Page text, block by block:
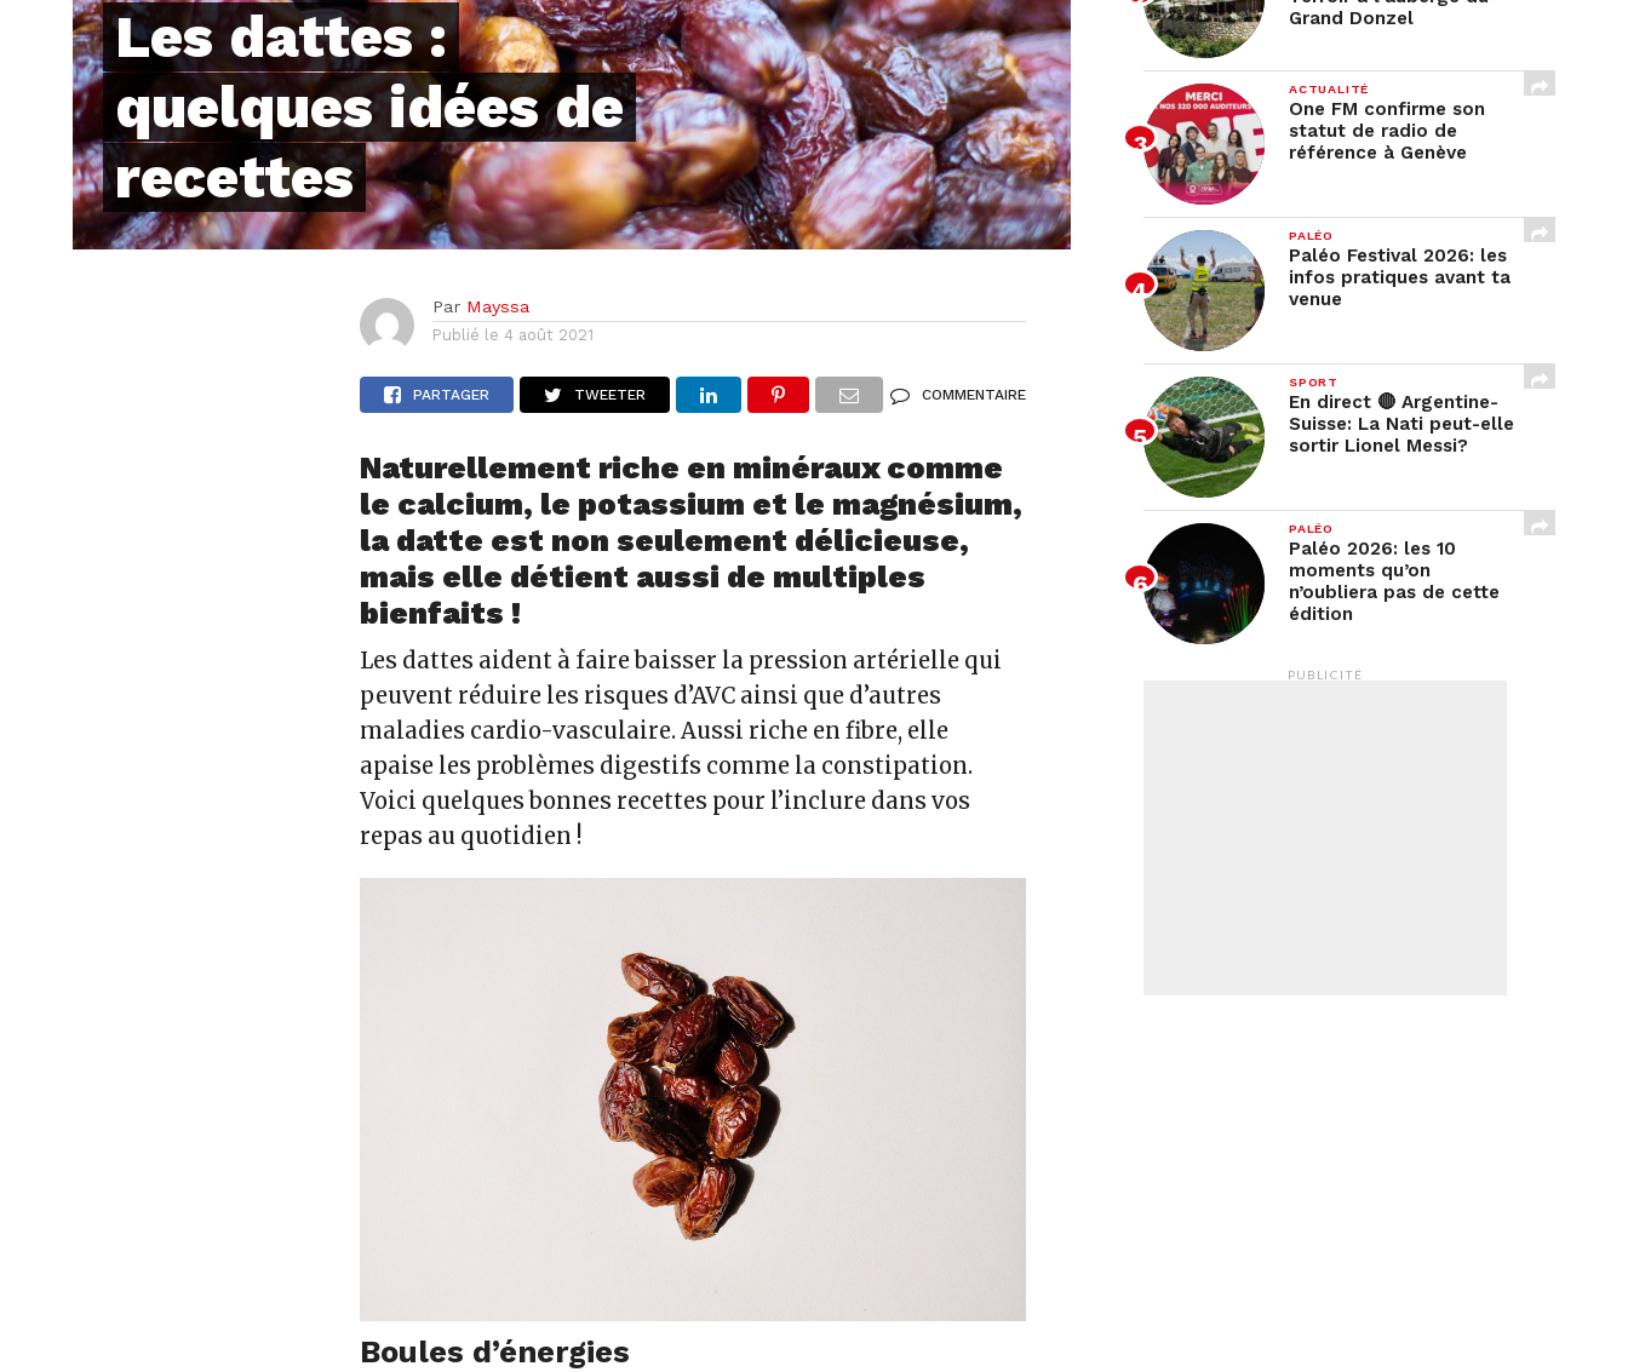
Les dattes :
quelques idées de
recettes
Par Mayssa
Publié le 4 août 2021
PARTAGER TWEETER COMMENTAIRE
Naturellement riche en minéraux comme
le calcium, le potassium et le magnésium,
la datte est non seulement délicieuse,
mais elle détient aussi de multiples
bienfaits !
Les dattes aident à faire baisser la pression artérielle qui
peuvent réduire les risques d’AVC ainsi que d’autres
maladies cardio-vasculaire. Aussi riche en fibre, elle
apaise les problèmes digestifs comme la constipation.
Voici quelques bonnes recettes pour l’inclure dans vos
repas au quotidien !
Boules d’énergies
Grand Donzel
ACTUALITÉ
One FM confirme son
statut de radio de
référence à Genève
PALÉO
Paléo Festival 2026: les
infos pratiques avant ta
venue
SPORT
En direct 🔴 Argentine-
Suisse: La Nati peut-elle
sortir Lionel Messi?
PALÉO
Paléo 2026: les 10
moments qu’on
n’oubliera pas de cette
édition
PUBLICITÉ